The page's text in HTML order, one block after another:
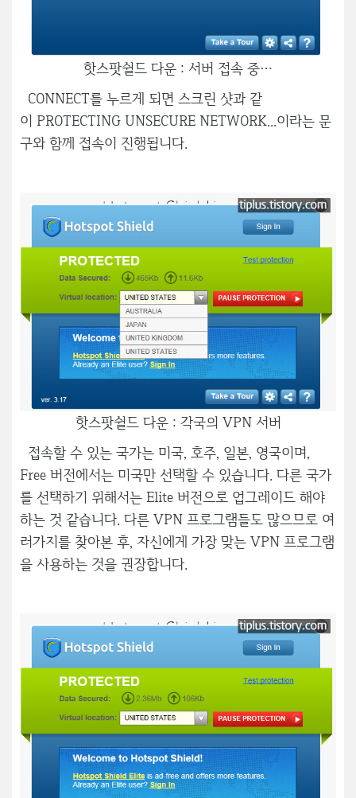
핫스팟쉴드 다운 : 서버 접속 중…
CONNECT를 누르게 되면 스크린 샷과 같
이 PROTECTING UNSECURE NETWORK...이라는 문
구와 함께 접속이 진행됩니다.
핫스팟쉴드 다운 : 각국의 VPN 서버
접속할 수 있는 국가는 미국, 호주, 일본, 영국이며,
Free 버전에서는 미국만 선택할 수 있습니다. 다른 국가
를 선택하기 위해서는 Elite 버전으로 업그레이드 해야
하는 것 같습니다. 다른 VPN 프로그램들도 많으므로 여
러가지를 찾아본 후, 자신에게 가장 맞는 VPN 프로그램
을 사용하는 것을 권장합니다.